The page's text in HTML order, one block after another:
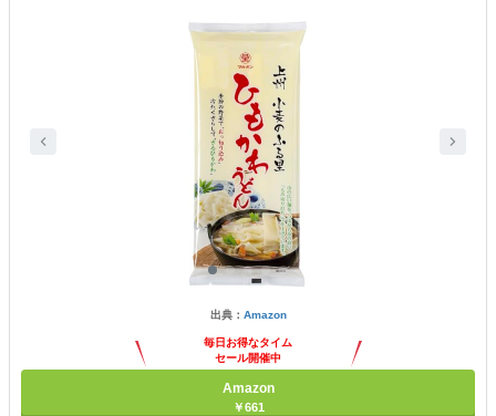
出典： Amazon
毎日お得なタイム
セール開催中
Amazon
￥661